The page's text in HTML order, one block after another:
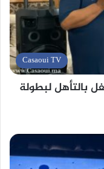
Casaoui TV
بالتأهل لبطولة